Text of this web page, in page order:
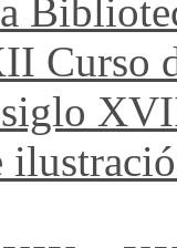
Curso
siglo